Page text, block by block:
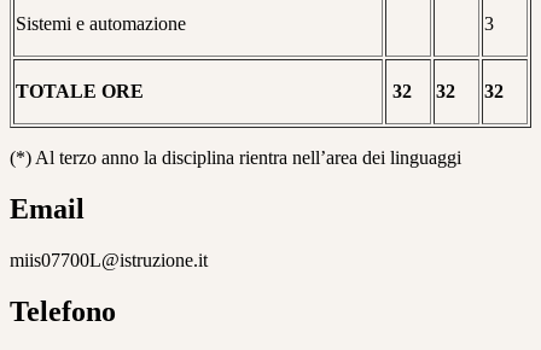
Sistemi e automazione 3
TOTALE ORE 32 32 32
(*) Al terzo anno la disciplina rientra nell’area dei linguaggi
Email
miis07700L@istruzione.it
Telefono